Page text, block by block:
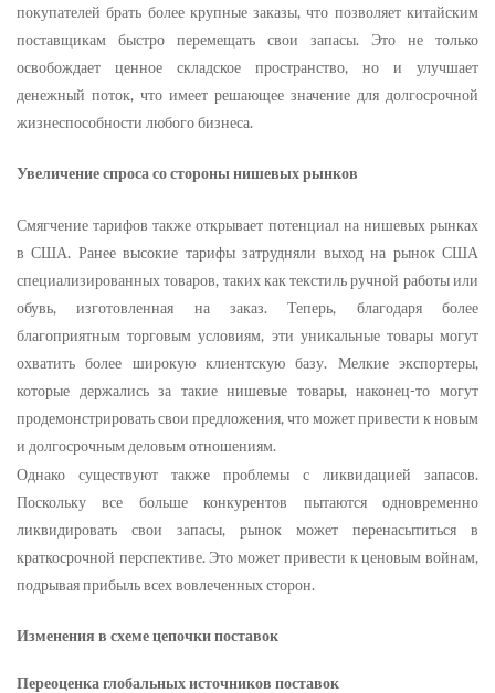
покупателей брать более крупные заказы, что позволяет китайским
поставщикам быстро перемещать свои запасы. Это не только
освобождает ценное складское пространство, но и улучшает
денежный поток, что имеет решающее значение для долгосрочной
жизнеспособности любого бизнеса.
Увеличение спроса со стороны нишевых рынков
Смягчение тарифов также открывает потенциал на нишевых рынках
в США. Ранее высокие тарифы затрудняли выход на рынок США
специализированных товаров, таких как текстиль ручной работы или
обувь, изготовленная на заказ. Теперь, благодаря более
благоприятным торговым условиям, эти уникальные товары могут
охватить более широкую клиентскую базу. Мелкие экспортеры,
которые держались за такие нишевые товары, наконец-то могут
продемонстрировать свои предложения, что может привести к новым
и долгосрочным деловым отношениям.
Однако существуют также проблемы с ликвидацией запасов.
Поскольку все больше конкурентов пытаются одновременно
ликвидировать свои запасы, рынок может перенасытиться в
краткосрочной перспективе. Это может привести к ценовым войнам,
подрывая прибыль всех вовлеченных сторон.
Изменения в схеме цепочки поставок
Переоценка глобальных источников поставок